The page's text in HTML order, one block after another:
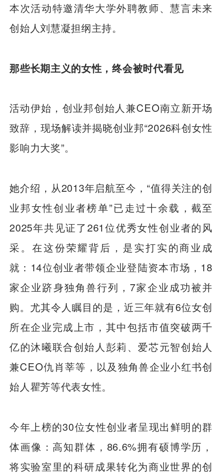
本次活动特邀清华大学外聘教师、慧言未来
创始人刘慧凝担纲主持。
那些长期主义的女性，终会被时代看见
活动伊始，创业邦创始人兼CEO南立新开场
致辞，现场解读并揭晓创业邦“2026科创女性
影响力大奖”。
她介绍，从2013年启航至今，“值得关注的创
业邦女性创业者榜单”已走过十余载，截至
2025年共见证了261位优秀女性创业者的风
采。在这份荣耀背后，是实打实的商业成
就：14位创业者带领企业登陆资本市场，18
家企业跻身独角兽行列，7家企业成功被并
购。尤其令人瞩目的是，近三年就有6位女创
所在企业完成上市，其中包括市值突破两千
亿的沐曦联合创始人彭莉、爱芯元智创始人
兼CEO仇肖莘等，以及独角兽企业小红书创
始人瞿芳等代表女性。
今年上榜的30位女性创业者呈现出鲜明的群
体画像：高知群体，86.6%拥有硕博学历，
将实验室里的科研成果转化为商业世界的创